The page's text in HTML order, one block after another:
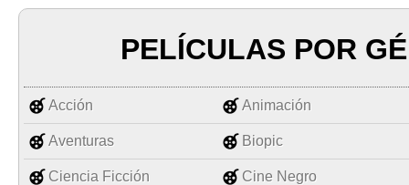
PELÍCULAS POR
Acción Animación
Aventuras Biopic
Ciencia Ficción Cine Negro